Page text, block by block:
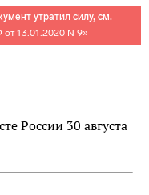
утратил силу, см.
13.01.2020 N 9»
России 30 августа